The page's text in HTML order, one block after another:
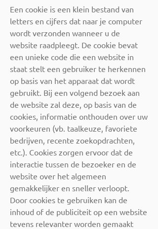
Een cookie is een klein bestand van
letters en cijfers dat naar je computer
wordt verzonden wanneer u de
website raadpleegt. De cookie bevat
een unieke code die een website in
staat stelt een gebruiker te herkennen
op basis van het apparaat dat wordt
gebruikt. Bij een volgend bezoek aan
de website zal deze, op basis van de
cookies, informatie onthouden over uw
voorkeuren (vb. taalkeuze, favoriete
bedrijven, recente zoekopdrachten,
etc.). Cookies zorgen ervoor dat de
interactie tussen de bezoeker en de
website over het algemeen
gemakkelijker en sneller verloopt.
Door cookies te gebruiken kan de
inhoud of de publiciteit op een website
tevens relevanter worden gemaakt